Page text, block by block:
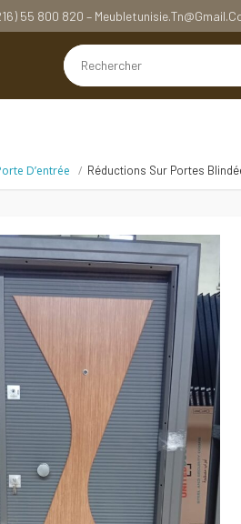
55 800 820 –
D’entrée Réductions Sur Portes